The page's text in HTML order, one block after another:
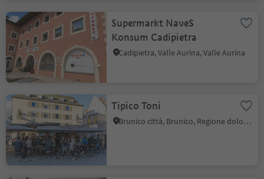
Supermarkt NaveS
Konsum Cadipietra
Cadipietra, Valle Aurina, Valle Aurina
Tipico Toni
Brunico città, Brunico, Regione dolomitica Plan de Corones